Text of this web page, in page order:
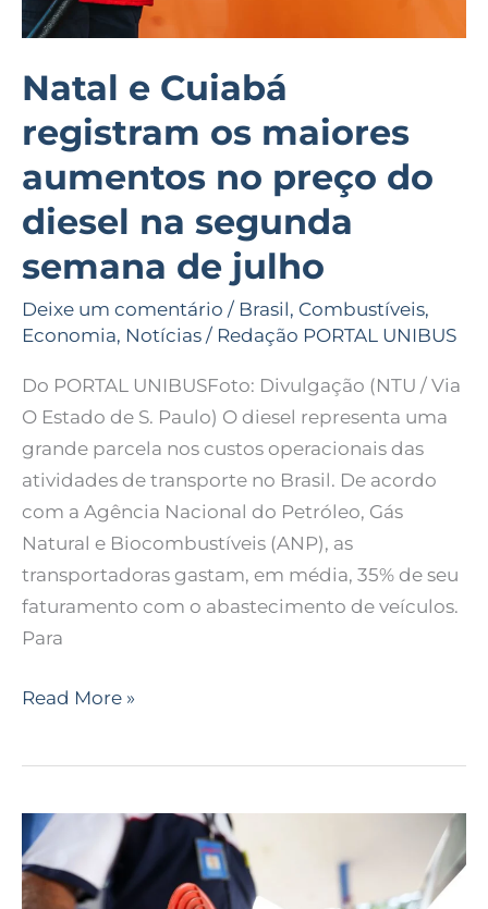
Natal e Cuiabá
registram os maiores
aumentos no preço do
diesel na segunda
semana de julho
Deixe um comentário / Brasil, Combustíveis,
Economia, Notícias / Redação PORTAL UNIBUS
Do PORTAL UNIBUSFoto: Divulgação (NTU / Via
O Estado de S. Paulo) O diesel representa uma
grande parcela nos custos operacionais das
atividades de transporte no Brasil. De acordo
com a Agência Nacional do Petróleo, Gás
Natural e Biocombustíveis (ANP), as
transportadoras gastam, em média, 35% de seu
faturamento com o abastecimento de veículos.
Para
preço
do
diesel
na
segunda
semana
de
julho
Read More »
Índice
de
Preços